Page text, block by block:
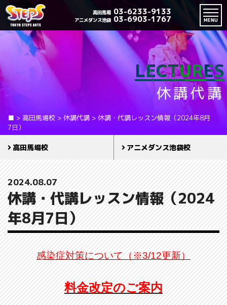
高田馬場 03-6233-9133
アニメダンス池袋 03-6903-1767 MENU
LECTURES
休講代講
■ > 高田馬場校 > 休講代講 > 休講・代講レッスン情報（2024年8月
7日）
高田馬場校 アニメダンス池袋校
2024.08.07
休講・代講レッスン情報（2024
年8月7日）
感染症対策について（※3/12更新）
料金改定のご案内